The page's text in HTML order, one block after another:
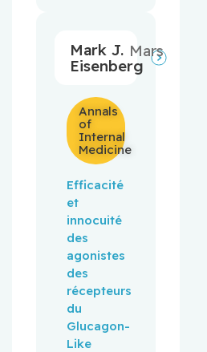
Mark J.
Eisenberg
Mars
Annals
of
Internal
Medicine
Efficacité
et
innocuité
des
agonistes
des
récepteurs
du
Glucagon-
Like